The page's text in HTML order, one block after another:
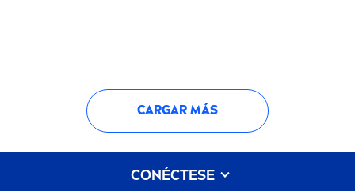
CARGAR MÁS
CONÉCTESE